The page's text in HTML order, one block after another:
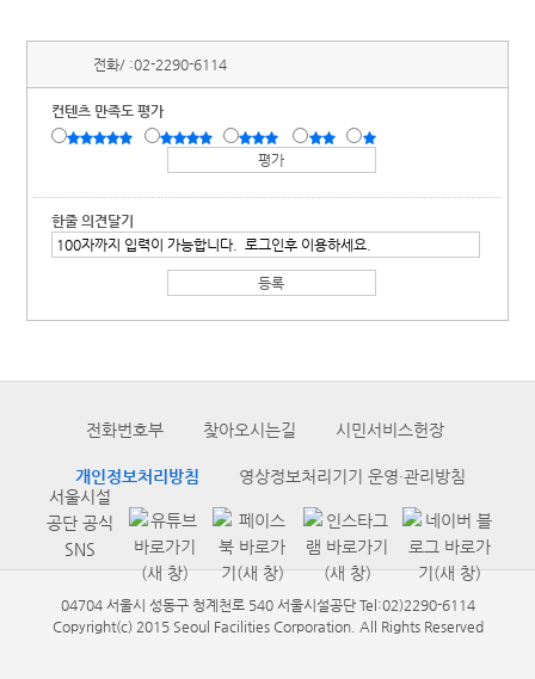
전화/ :02-2290-6114
컨텐츠 만족도 평가
한줄 의견달기
전화번호부 찾아오시는길 시민서비스헌장
개인정보처리방침
영상정보처리기기 운영·관리방침
서울시설
공단 공식
SNS
04704 서울시 성동구 청계천로 540 서울시설공단 Tel:02)2290-6114
Copyright(c) 2015 Seoul Facilities Corporation. All Rights Reserved